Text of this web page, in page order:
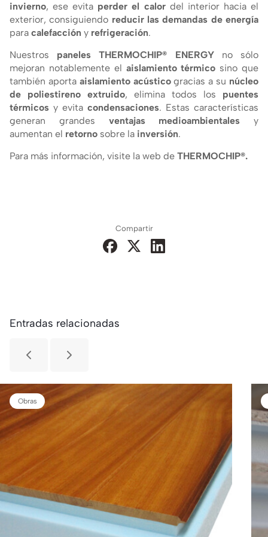
invierno, ese evita perder el calordel interior hacia el
exterior, consiguiendo reducir las demandas de energí­a
para calefacción y refrigeración.
Nuestros paneles THERMOCHIP® ENERGYno sólo
mejoran notablemente el aislamiento térmico sino que
también aporta aislamiento acústicogracias a su núcleo
de poliestireno extruido, elimina todos los puentes
térmicos y evita condensaciones. Estas caracterí­sticas
generan grandes ventajas medioambientales y
aumentan el retorno sobre la inversión.
Para más información, visite la web de THERMOCHIP®.
Compartir
Entradas relacionadas
Obras